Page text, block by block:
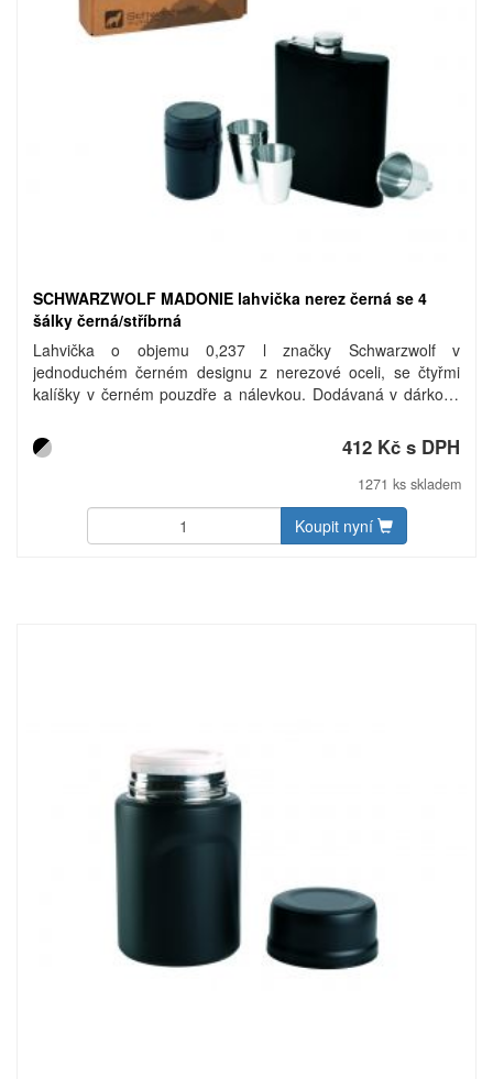
SCHWARZWOLF MADONIE lahvička nerez černá se 4
šálky černá/stříbrná
Lahvička o objemu 0,237 l značky Schwarzwolf v
jednoduchém černém designu z nerezové oceli, se čtyřmi
kalíšky v černém pouzdře a nálevkou. Dodávaná v dárkové
lahvička 14,6 × 9,5 × 2,2 cm. Lahvička o objemu 0,237 l
značky Schwarzwolf v jednoduchém černém designu z
nerezové oceli, se čtyřmi kalíšky v černém pouzdře a
nálevkou. Dodávaná v dárkové krabičce Schwarzwolf.
Materiál: nerezová ocel. Rozměry: lahvička 14,6 × 9,5 × 2,2
cm. Uhlíková stopa: gCO2 e2538.
412 Kč s DPH
1271 ks skladem
Koupit nyní